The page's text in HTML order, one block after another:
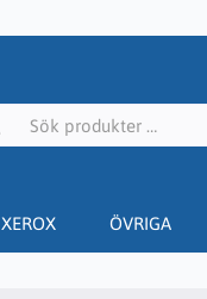
XEROX ÖVRIGA